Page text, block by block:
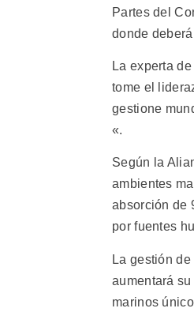
Partes del
donde
La experta
tome el
gestione
«.
Según la
ambientes
absorción de
por fuentes
La gestión
aumentará
marinos